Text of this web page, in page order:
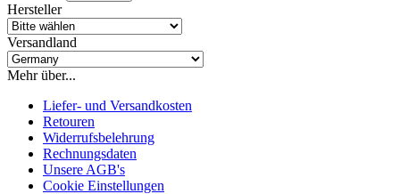
Hersteller
Versandland
Mehr über...
Liefer- und Versandkosten
Retouren
Widerrufsbelehrung
Rechnungsdaten
Unsere AGB's
Cookie Einstellungen